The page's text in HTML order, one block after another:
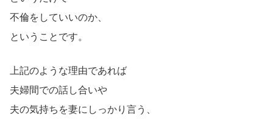
不倫をしていいのか、
ということです。
上記のような理由であれば
夫婦間での話し合いや
夫の気持ちを妻にしっかり言う、